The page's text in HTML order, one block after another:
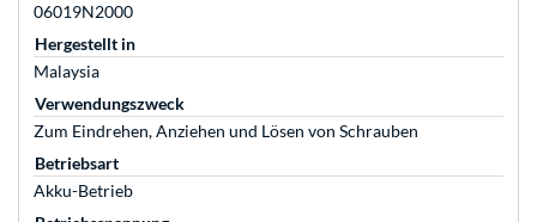
06019N2000
Hergestellt in
Malaysia
Verwendungszweck
Zum Eindrehen, Anziehen und Lösen von Schrauben
Betriebsart
Akku-Betrieb